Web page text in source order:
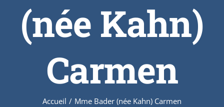
(née Kahn)
Carmen
Accueil / Mme Bader (née Kahn) Carmen